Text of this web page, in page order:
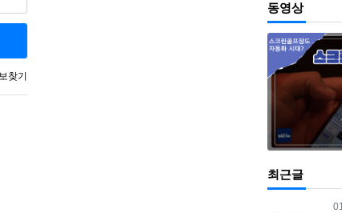
찾기
동영상
최근글